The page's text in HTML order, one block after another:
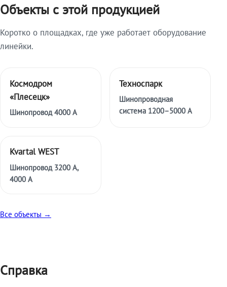
Объекты с этой продукцией
Коротко о площадках, где уже работает оборудование
линейки.
Космодром
«Плесецк»
Шинопровод 4000 А
Техноспарк
Шинопроводная
система 1200–5000 А
Kvartal WEST
Шинопровод 3200 А,
4000 А
Все объекты →
Справка